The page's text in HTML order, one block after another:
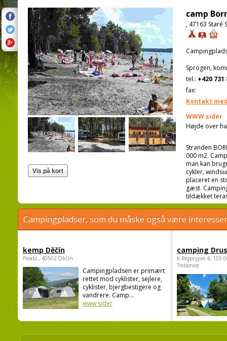
camp
, 47163 Staré
Sprogen,
tel.: +420 731
fax:
Kontakt
WWW sider
Højde over
Stranden
000 m2.
man kan
cykler,
placeret en
gæst.
tildækket
Campingpladser, som du måske også være
kemp Děčín
Polabí , 40502 Děčín
Campingpladsen er primært
rettet mod cyklister, sejlere,
cyklister, bjergbestigere og
vandrere. Camp...
www sider
camping
K Reporyjim 4, 155
Trebonice